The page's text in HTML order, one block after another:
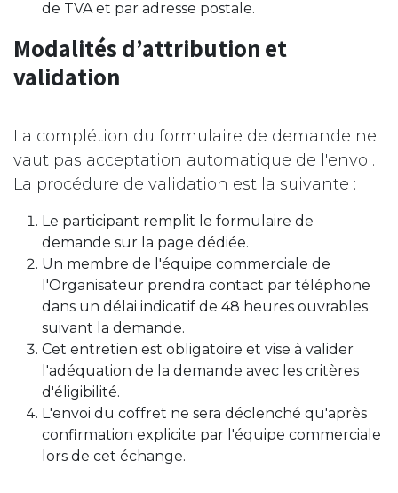
de TVA et par adresse postale.
Modalités d’attribution et
validation
La complétion du formulaire de demande ne
vaut pas acceptation automatique de l'envoi.
La procédure de validation est la suivante :
Le participant remplit le formulaire de
demande sur la page dédiée.
Un membre de l'équipe commerciale de
l'Organisateur prendra contact par téléphone
dans un délai indicatif de 48 heures ouvrables
suivant la demande.
Cet entretien est obligatoire et vise à valider
l'adéquation de la demande avec les critères
d'éligibilité.
L'envoi du coffret ne sera déclenché qu'après
confirmation explicite par l'équipe commerciale
lors de cet échange.